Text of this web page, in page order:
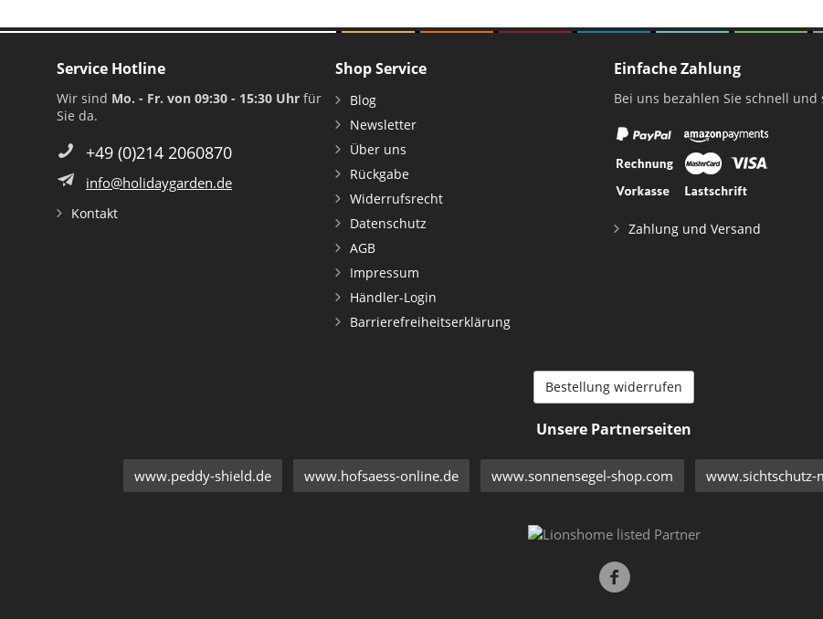
Service Hotline
Wir sind Mo. - Fr. von 09:30 - 15:30 Uhr für
Sie da.
+49 (0)214 2060870
info@holidaygarden.de
Kontakt
Shop Service
Blog
Newsletter
Über uns
Rückgabe
Widerrufsrecht
Datenschutz
AGB
Impressum
Händler-Login
Barrierefreiheitserklärung
Einfache Zahlung
Bei uns bezahlen Sie schnell und
Zahlung und Versand
Bestellung widerrufen
Unsere Partnerseiten
www.peddy-shield.de www.hofsaess-online.de www.sonnensegel-shop.com www.sichtschutz-